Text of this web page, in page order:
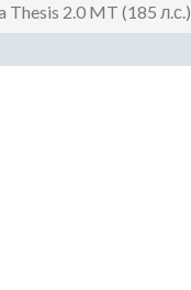
Thesis 2.0 MT (185 л.с.)